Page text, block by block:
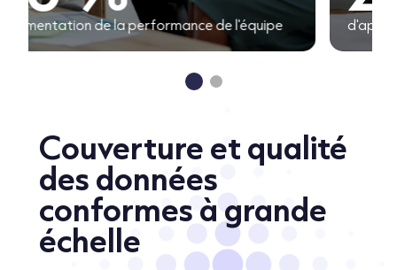
d'appels connectés
Couverture et qualité
des données
conformes à grande
échelle